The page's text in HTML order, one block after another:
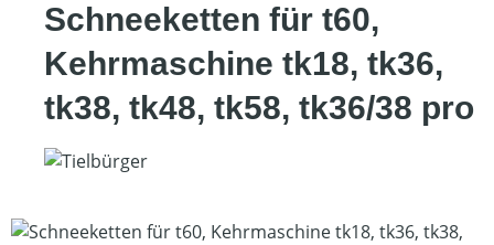
Schneeketten für t60,
Kehrmaschine tk18, tk36,
tk38, tk48, tk58, tk36/38 pro
Bildergalerie überspringen